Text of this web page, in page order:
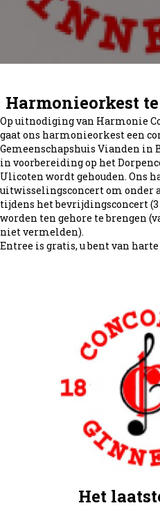
Harmonieorkest
Op uitnodiging van Harmonie
gaat ons harmonieorkest een
Gemeenschapshuis Vianden in
in voorbereiding op het
Ulicoten wordt gehouden. Ons
uitwisselingsconcert om onder
tijdens het bevrijdingsconcert
worden ten gehore te brengen
niet vermelden).
Entree is gratis, u bent van
Het